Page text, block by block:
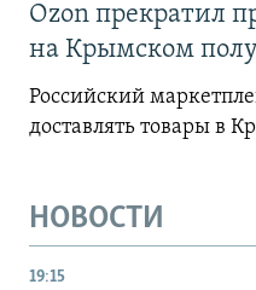
Ozon прекратил
на Крымском
Российский
доставлять товары в
НОВОСТИ
19:15